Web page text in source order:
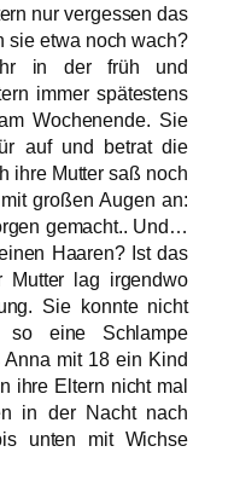
nur vergessen das
sie etwa noch wach?
in der früh und
immer spätestens
Wochenende. Sie
auf und betrat die
ihre Mutter saß noch
großen Augen an:
gemacht.. Und…
Haaren? Ist das
Mutter lag irgendwo
Sie konnte nicht
so eine Schlampe
mit 18 ein Kind
ihre Eltern nicht mal
in der Nacht nach
unten mit Wichse